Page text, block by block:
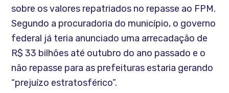
sobre os valores repatriados no repasse ao FPM.
Segundo a procuradoria do município, o governo
federal já teria anunciado uma arrecadação de
R$ 33 bilhões até outubro do ano passado e o
não repasse para as prefeituras estaria gerando
“prejuízo estratosférico”.